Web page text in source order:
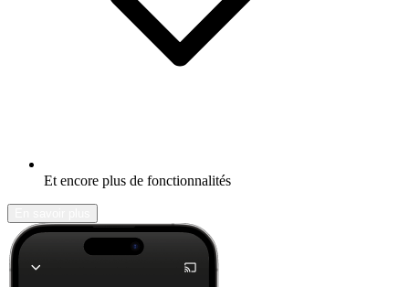
Et encore plus de fonctionnalités